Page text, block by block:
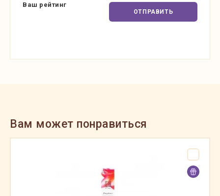
Ваш рейтинг
ОТПРАВИТЬ
Вам может понравиться